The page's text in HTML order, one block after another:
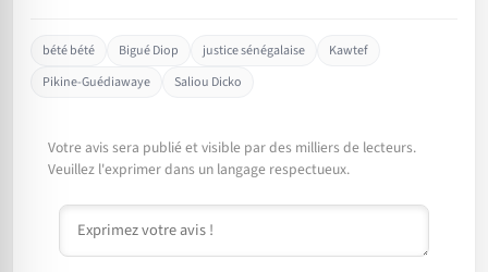
bété bété Bigué Diop justice sénégalaise
Kawtef
Pikine-Guédiawaye
Saliou Dicko
Votre avis sera publié et visible par des milliers de lecteurs.
Veuillez l'exprimer dans un langage respectueux.
Commentaire